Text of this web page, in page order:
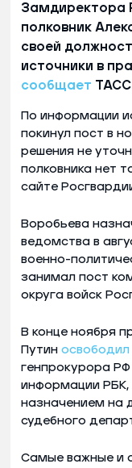
Замдиректора
полковник
своей
источники в
сообщает
По информации
покинул пост в
решения не
полковника нет
сайте
Воробьева
ведомства в
военно-
занимал пост
округа войск
В конце ноября
Путин освободил
генпрокурора
информации РБК,
назначением на
судебного
Самые важные и